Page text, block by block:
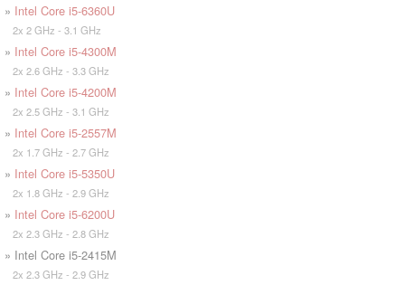
» Intel Core i5-6360U
2x 2 GHz - 3.1 GHz
» Intel Core i5-4300M
2x 2.6 GHz - 3.3 GHz
» Intel Core i5-4200M
2x 2.5 GHz - 3.1 GHz
» Intel Core i5-2557M
2x 1.7 GHz - 2.7 GHz
» Intel Core i5-5350U
2x 1.8 GHz - 2.9 GHz
» Intel Core i5-6200U
2x 2.3 GHz - 2.8 GHz
» Intel Core i5-2415M
2x 2.3 GHz - 2.9 GHz